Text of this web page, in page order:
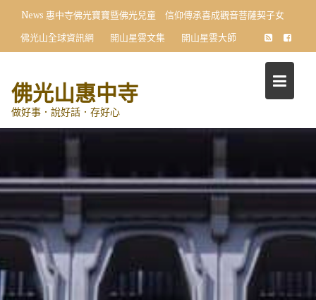
content
News 惠中寺佛光寶寶暨佛光兒童 信仰傳承喜成觀音菩薩契子女
佛光山全球資訊網
開山星雲文集 開山星雲大師
佛光山惠中寺
做好事．說好話．存好心